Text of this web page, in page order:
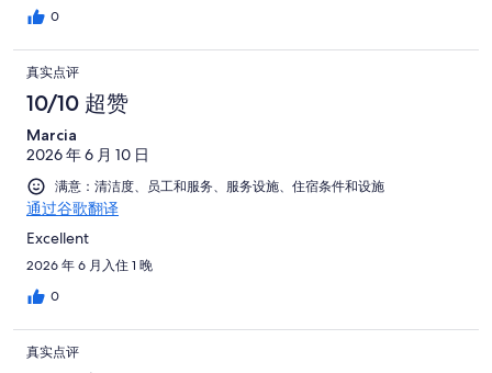
0
真实点评
10/10 超赞
Marcia
2026 年 6 月 10 日
满意：清洁度、员工和服务、服务设施、住宿条件和设施
通过谷歌翻译
Excellent
2026 年 6 月入住 1 晚
0
真实点评